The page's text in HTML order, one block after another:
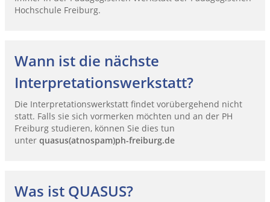
Hochschule Freiburg.
Wann ist die nächste
Interpretationswerkstatt?
Die Interpretationswerkstatt findet vorübergehend nicht
statt. Falls sie sich vormerken möchten und an der PH
Freiburg studieren, können Sie dies tun
unter quasus(atnospam)ph-freiburg.de
Was ist QUASUS?